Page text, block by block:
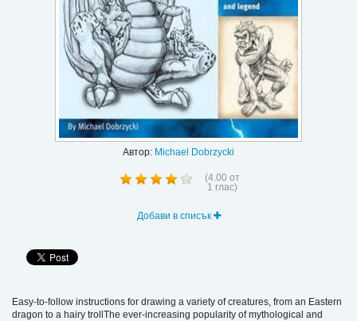
Автор: Michael Dobrzycki
(4.00 от
1 глас)
Добави в списък
Easy-to-follow instructions for drawing a variety of creatures, from an Eastern
dragon to a hairy trollThe ever-increasing popularity of mythological and